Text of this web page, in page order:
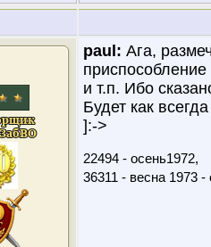
paul: Ага,
и т.п. Ибо
Будет как
]:->
22494 - осень1972,
36311 - весна 1973 -